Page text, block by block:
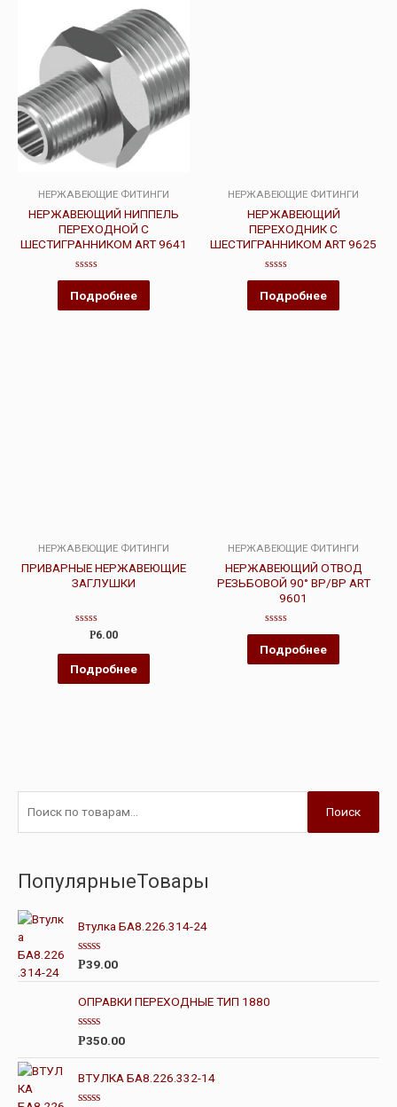
НЕРЖАВЕЮЩИЕ ФИТИНГИ
НЕРЖАВЕЮЩИЙ НИППЕЛЬ
ПЕРЕХОДНОЙ С
ШЕСТИГРАННИКОМ ART 9641
Оценка
из
5
Подробнее
НЕРЖАВЕЮЩИЕ ФИТИНГИ
НЕРЖАВЕЮЩИЙ
ПЕРЕХОДНИК С
ШЕСТИГРАННИКОМ ART 9625
Оценка
из
5
Подробнее
НЕРЖАВЕЮЩИЕ ФИТИНГИ
ПРИВАРНЫЕ НЕРЖАВЕЮЩИЕ
ЗАГЛУШКИ
Оценка
из
Р6.00
Подробнее
НЕРЖАВЕЮЩИЕ ФИТИНГИ
НЕРЖАВЕЮЩИЙ ОТВОД
РЕЗЬБОВОЙ 90° ВР/ВР ART
9601
Оценка
из
5
Подробнее
Поиск
ПопулярныеТовары
Втулка БА8.226.314-24
О
е
н
к
а
и
з
Р39.00
ОПРАВКИ ПЕРЕХОДНЫЕ ТИП 1880
О
е
н
к
а
Р350.00
ВТУЛКА БА8.226.332-14